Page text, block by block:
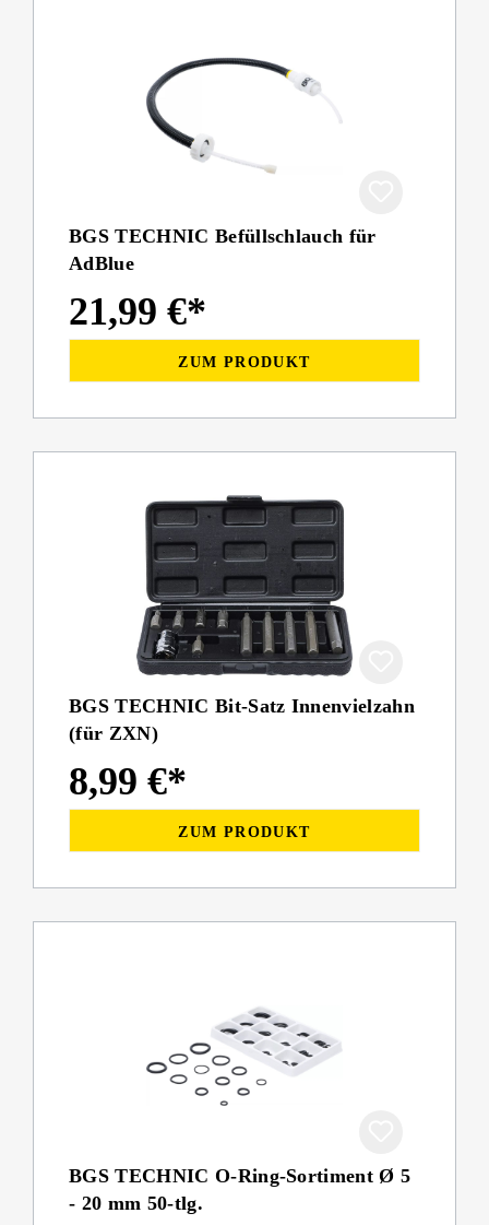
BGS TECHNIC Befüllschlauch für
AdBlue
21,99 €*
ZUM PRODUKT
BGS TECHNIC Bit-Satz Innenvielzahn
(für ZXN)
8,99 €*
ZUM PRODUKT
BGS TECHNIC O-Ring-Sortiment Ø 5
- 20 mm 50-tlg.